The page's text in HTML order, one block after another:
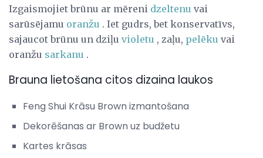
Izgaismojiet brūnu ar mēreni dzeltenu vai
sarūsējamu oranžu . Iet gudrs, bet konservatīvs,
sajaucot brūnu un dziļu violetu , zaļu, pelēku vai
oranžu sarkanu .
Brauna lietošana citos dizaina laukos
Feng Shui Krāsu Brown izmantošana
Dekorēšanas ar Brown uz budžetu
Kartes krāsas